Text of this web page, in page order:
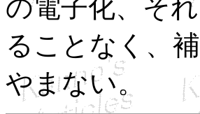
の電子化、そ
ることなく、
やまない。